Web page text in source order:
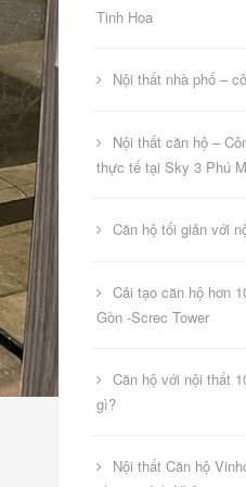
Tinh Hoa
Nội thất nhà phố –
Nội thất căn hộ –
thực tế tại Sky 3 Phú
Căn hộ tối giản với
Cải tạo căn hộ hơn
Gòn -Screc Tower
Căn hộ với nội thất
gì?
Nội thất Căn hộ